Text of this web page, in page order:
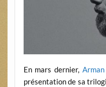
En mars dernier,
présentation de sa